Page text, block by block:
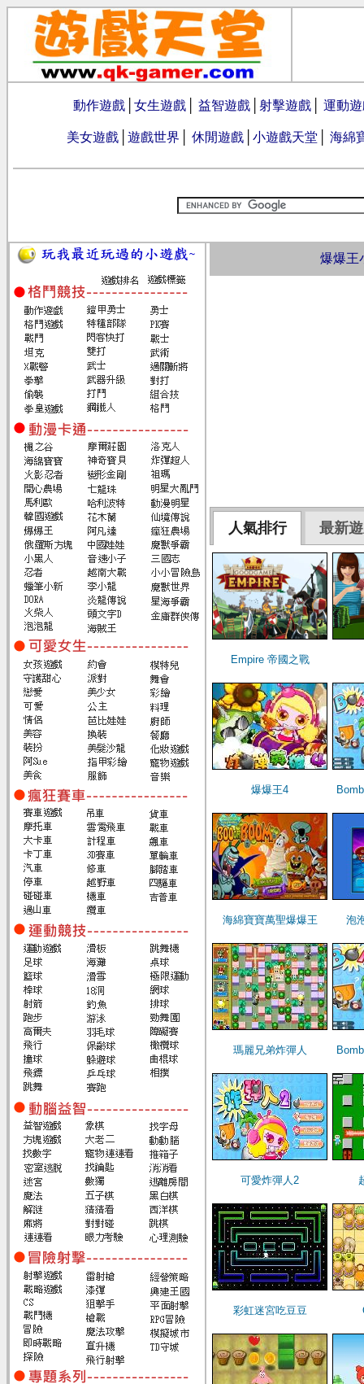
動作遊戲 女生遊戲 益智遊戲 射擊遊戲 運動
美女遊戲 遊戲世界 休閒遊戲 小遊戲天堂 海綿
爆爆王
人氣排行 最新
Empire 帝國之戰
爆爆王4
海綿寶寶萬聖爆爆王 泡
瑪麗兄弟炸彈人
可愛炸彈人2
彩虹迷宮吃豆豆